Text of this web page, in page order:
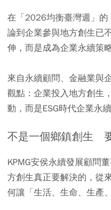
在「2026均衡臺灣週」
論到企業參與地方創生已
伸，而是成為企業永續策
來自永續顧問、金融業與
觀點：企業投入地方創生
動，而是ESG時代企業永
不是一個鄉鎮創生
KPMG安侯永續發展顧問
方創生真正要解決的，從
何讓「生活、生命、生產